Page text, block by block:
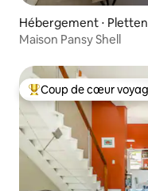
Hébergement ⋅
Maison Pansy Shell
Coups de cœur
Coup de cœur